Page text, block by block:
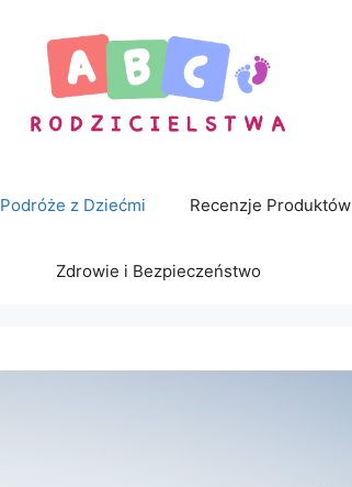
Podróże z Dziećmi Recenzje Produktów
Zdrowie i Bezpieczeństwo